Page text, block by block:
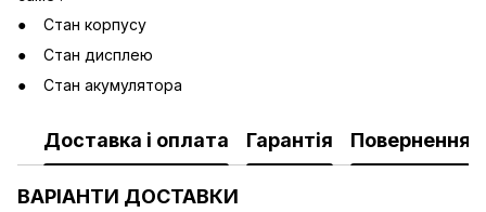
Стан корпусу
Стан дисплею
Стан акумулятора
Доставка і оплата Гарантія Повернення
ВАРІАНТИ ДОСТАВКИ